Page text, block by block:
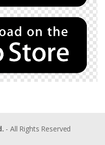
- All Rights Reserved